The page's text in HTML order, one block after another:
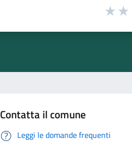
Contatta il comune
Leggi le domande frequenti